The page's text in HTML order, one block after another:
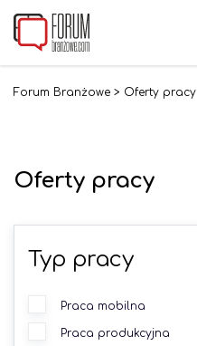
Forum Branżowe > Oferty pracy
Oferty pracy
Typ pracy
Praca mobilna
Praca produkcyjna